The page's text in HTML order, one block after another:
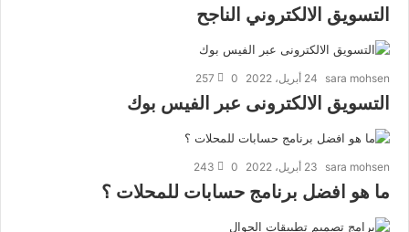
التسويق الالكتروني الناجح
sara mohsen 24 أبريل، 2022 0
257
التسويق الالكترونى عبر الفيس بوك
sara mohsen 23 أبريل، 2022 0
243
ما هو افضل برنامج حسابات للمحلات ؟